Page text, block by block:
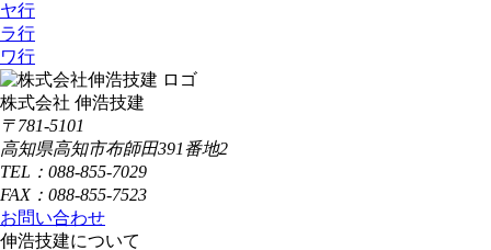
ヤ行
ラ行
ワ行
株式会社 伸浩技建
〒781-5101
高知県高知市布師田391番地2
TEL：088-855-7029
FAX：088-855-7523
お問い合わせ
伸浩技建について